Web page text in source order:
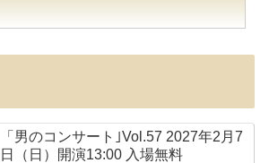
ノ
「男のコンサート｣Vol.57 2027年2月7
日（日）開演13:00 入場無料